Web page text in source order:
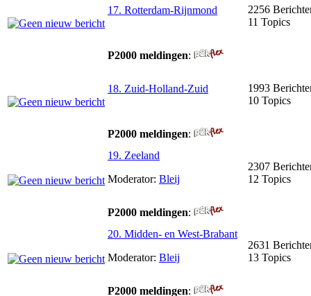
17. Rotterdam-Rijnmond
2256
11 Topics
P2000 meldingen:
18. Zuid-Holland-Zuid
1993
10 Topics
P2000 meldingen:
19. Zeeland
Moderator: Bleij
2307
12 Topics
P2000 meldingen:
20. Midden- en West-Brabant
Moderator: Bleij
2631
13 Topics
P2000 meldingen: